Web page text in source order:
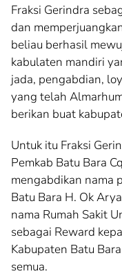
Fraksi Gerindra
dan
beliau berhasil
kabulaten mandiri
jada, pengabdian,
yang telah
berikan buat
Untuk itu Fraksi
Pemkab Batu Bara
mengabdikan nama
Batu Bara H. Ok
nama Rumah Sakit
sebagai Reward
Kabupaten Batu
semua.